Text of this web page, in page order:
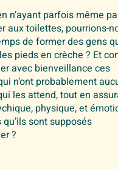
n’ayant parfois même
aux toilettes, pourrions-
de former des gens
pieds en crèche ? Et
avec bienveillance ces
n’ont probablement
les attend, tout en
physique, et
sont supposés
?